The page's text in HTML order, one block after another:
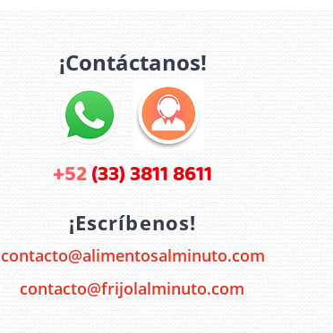
¡Contáctanos!
+52(33) 3811 8611
¡Escríbenos!
contacto@alimentosalminuto.com
contacto@frijolalminuto.com